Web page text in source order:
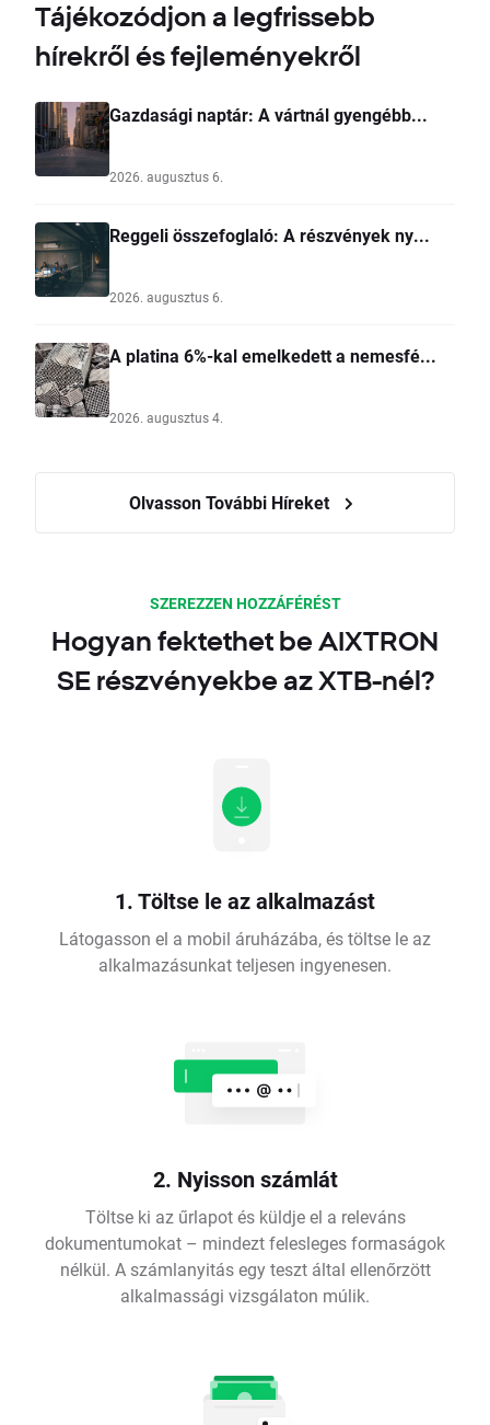
Tájékozódjon a legfrissebb
hírekről és fejleményekről
Gazdasági naptár: A vártnál gyengébb...
2026. augusztus 6.
Reggeli összefoglaló: A részvények ny...
2026. augusztus 6.
A platina 6%-kal emelkedett a nemesfé...
2026. augusztus 4.
Olvasson További Híreket
SZEREZZEN HOZZÁFÉRÉST
Hogyan fektethet be AIXTRON
SE részvényekbe az XTB-nél?
1. Töltse le az alkalmazást
Látogasson el a mobil áruházába, és töltse le az
alkalmazásunkat teljesen ingyenesen.
2. Nyisson számlát
Töltse ki az űrlapot és küldje el a releváns
dokumentumokat – mindezt felesleges formaságok
nélkül. A számlanyitás egy teszt által ellenőrzött
alkalmassági vizsgálaton múlik.